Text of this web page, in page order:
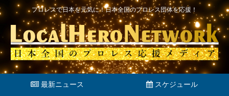
プロレスで日本を元気に！日本全国のプロレス団体を応援！
最新ニュース
スケジュール